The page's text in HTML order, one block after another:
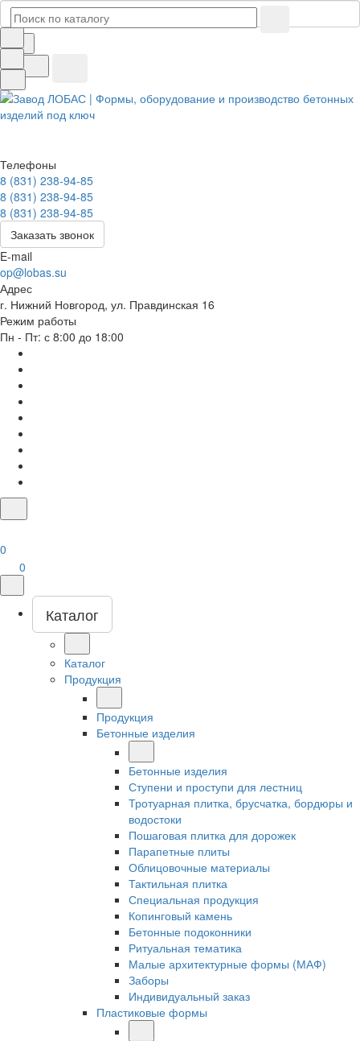
Телефоны
8 (831) 238-94-85
8 (831) 238-94-85
8 (831) 238-94-85
Заказать звонок
E-mail
op@lobas.su
Адрес
г. Нижний Новгород, ул. Правдинская 16
Режим работы
Пн - Пт: с 8:00 до 18:00
0
0
Каталог
Каталог
Продукция
Продукция
Бетонные изделия
Бетонные изделия
Ступени и проступи для лестниц
Тротуарная плитка, брусчатка, бордюры и
водостоки
Пошаговая плитка для дорожек
Парапетные плиты
Облицовочные материалы
Тактильная плитка
Специальная продукция
Копинговый камень
Бетонные подоконники
Ритуальная тематика
Малые архитектурные формы (МАФ)
Заборы
Индивидуальный заказ
Пластиковые формы